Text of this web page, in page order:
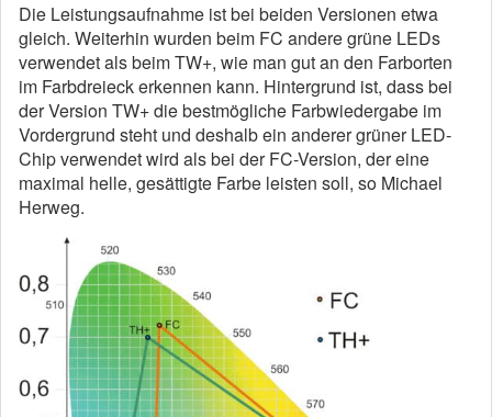
Die Leistungsaufnahme ist bei beiden Versionen etwa
gleich. Weiterhin wurden beim FC andere grüne LEDs
verwendet als beim TW+, wie man gut an den Farborten
im Farbdreieck erkennen kann. Hintergrund ist, dass bei
der Version TW+ die bestmögliche Farbwiedergabe im
Vordergrund steht und deshalb ein anderer grüner LED-
Chip verwendet wird als bei der FC-Version, der eine
maximal helle, gesättigte Farbe leisten soll, so Michael
Herweg.